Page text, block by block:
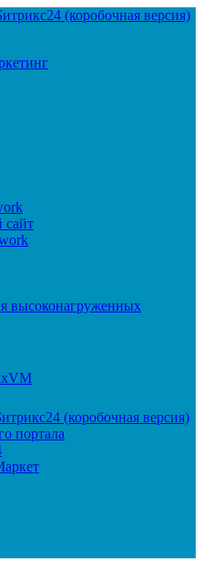
(коробочная версия)
сайт
высоконагруженных
(коробочная версия)
портала